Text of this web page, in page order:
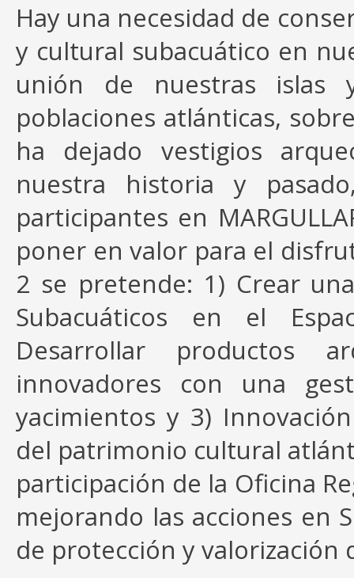
Hay una necesidad de
y cultural subacuático en
unión de nuestras
poblaciones atlánticas,
ha dejado vestigios
nuestra historia y
participantes en
poner en valor para el
2 se pretende: 1) Crear
Subacuáticos en el
Desarrollar productos
innovadores con una
yacimientos y 3)
del patrimonio cultural
participación de la Oficina
mejorando las acciones en
de protección y valorización